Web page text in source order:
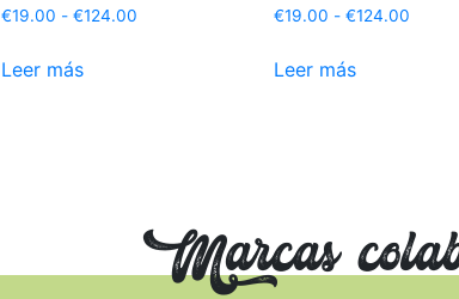
€19.00 - €124.00
Leer más
€19.00 - €124.00
Leer más
Marcas